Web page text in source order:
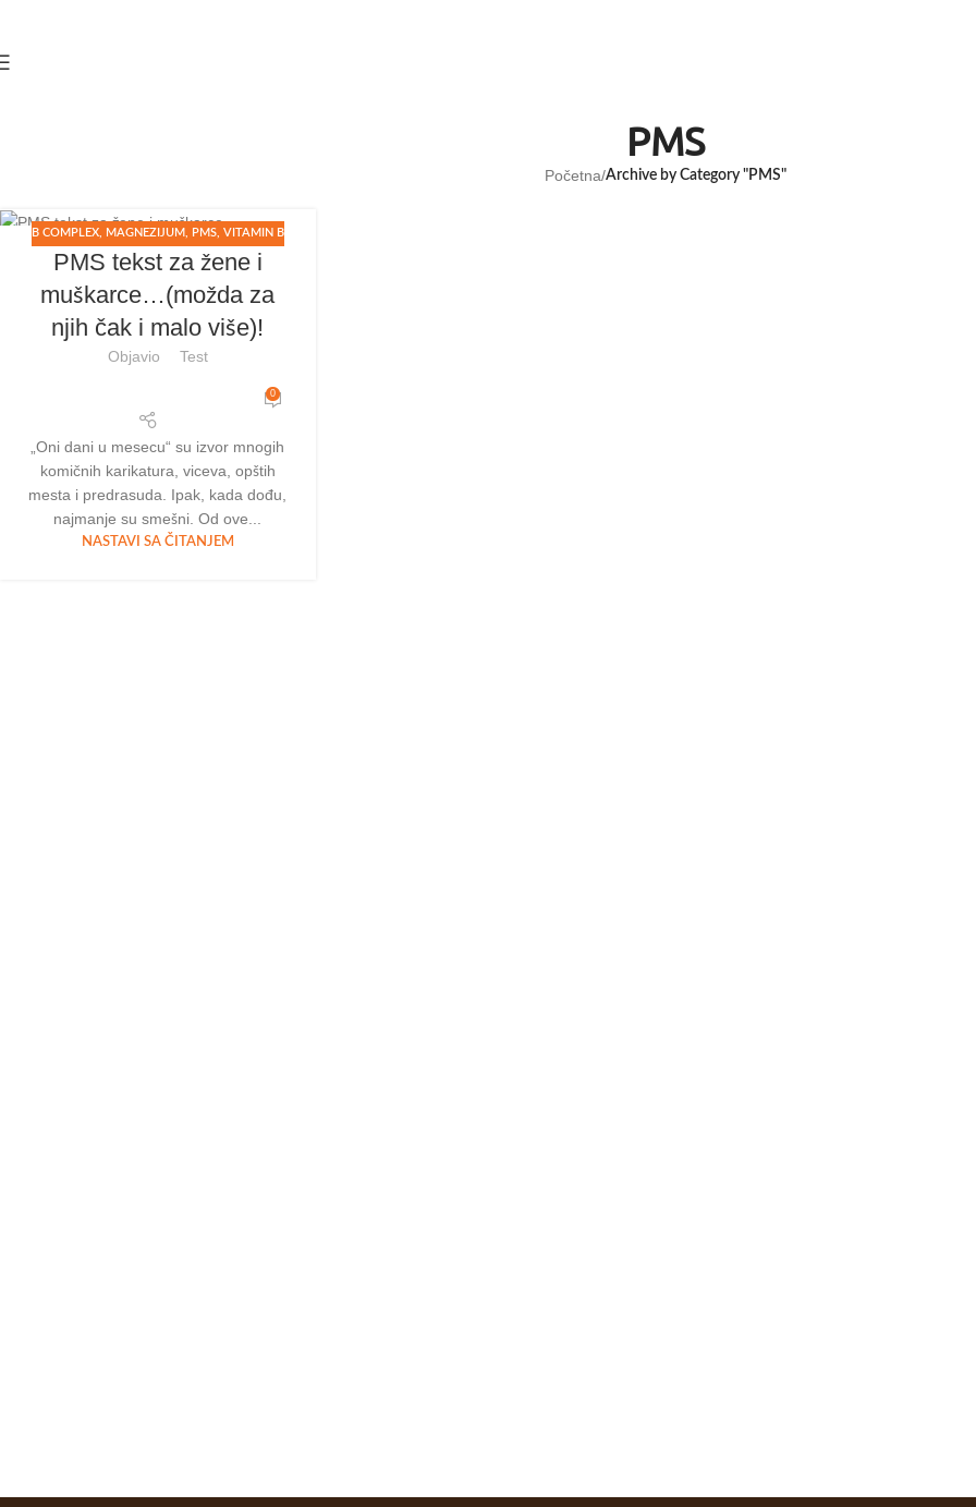
PMS
Početna/Archive by Category "PMS"
17B COMPLEX, MAGNEZIJUM PMS, VITAMIN B
PMS tekst za žene i
muškarce…(možda za
njih čak i malo više)!
Objavio Test
0
„Oni dani u mesecu“ su izvor mnogih
komičnih karikatura, viceva, opštih
mesta i predrasuda. Ipak, kada dođu,
najmanje su smešni. Od ove...
NASTAVI SA ČITANJEM